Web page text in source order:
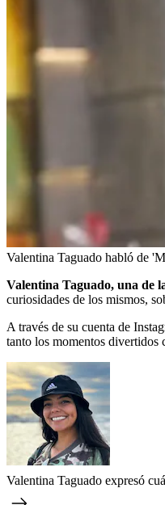
Valentina Taguado habló de
Valentina Taguado, una de
curiosidades de los mismos,
A través de su cuenta de
tanto los momentos divertidos
Valentina Taguado expresó